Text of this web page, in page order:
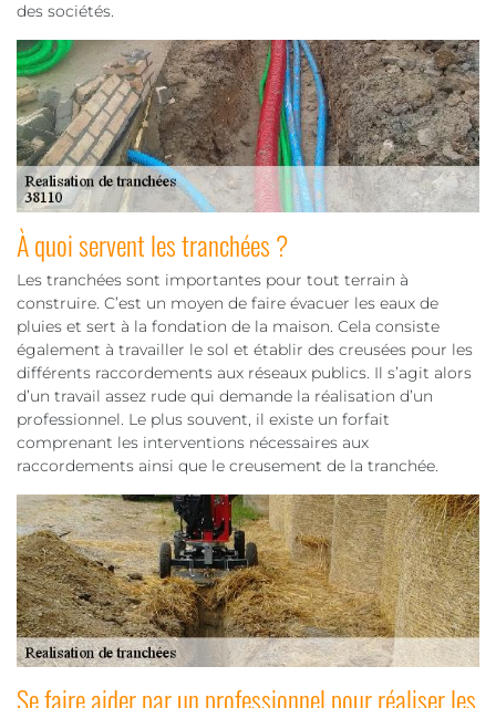
des sociétés.
À quoi servent les tranchées ?
Les tranchées sont importantes pour tout terrain à
construire. C’est un moyen de faire évacuer les eaux de
pluies et sert à la fondation de la maison. Cela consiste
également à travailler le sol et établir des creusées pour les
différents raccordements aux réseaux publics. Il s’agit alors
d’un travail assez rude qui demande la réalisation d’un
professionnel. Le plus souvent, il existe un forfait
comprenant les interventions nécessaires aux
raccordements ainsi que le creusement de la tranchée.
Se faire aider par un professionnel pour réaliser les